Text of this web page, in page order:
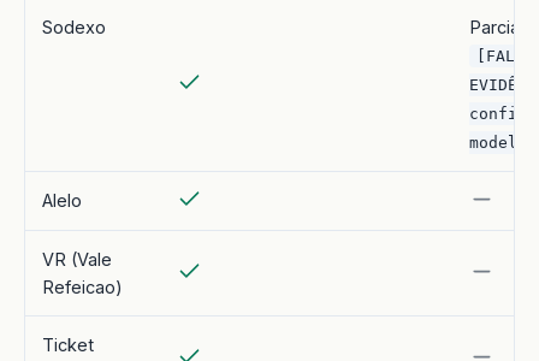
Sodexo Parcial
[FALTA
modelo]
Alelo
VR (Vale
Refeicao)
Ticket